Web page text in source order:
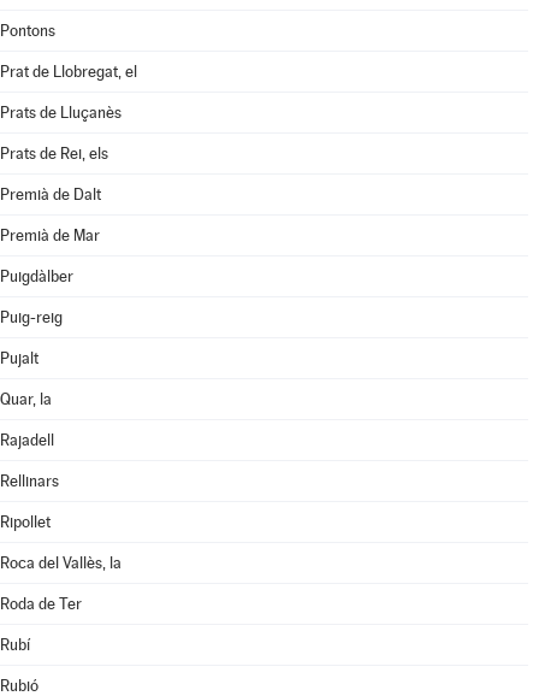
Pontons
Prat de Llobregat, el
Prats de Lluçanès
Prats de Rei, els
Premià de Dalt
Premià de Mar
Puigdàlber
Puig-reig
Pujalt
Quar, la
Rajadell
Rellinars
Ripollet
Roca del Vallès, la
Roda de Ter
Rubí
Rubió